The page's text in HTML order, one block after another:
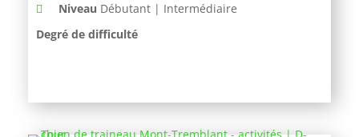
Niveau Débutant | Intermédiaire
Degré de difficulté